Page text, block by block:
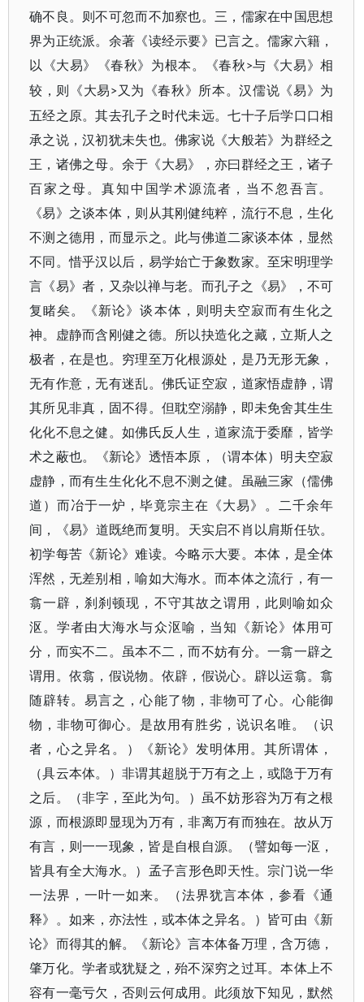
确不良。则不可忽而不加察也。三，儒家在中国思想
界为正统派。余著《读经示要》已言之。儒家六籍，
以《大易》​《春秋》为根本。​《春秋>与《大易》相
较，则《大易>又为《春秋》所本。汉儒说《易》为
五经之原。其去孔子之时代未远。七十子后学口口相
承之说，汉初犹未失也。佛家说《大般若》为群经之
王，诸佛之母。余于《大易》​，亦曰群经之王，诸子
百家之母。真知中国学术源流者，当不忽吾言。​
《易》之谈本体，则从其刚健纯粹，流行不息，生化
不测之德用，而显示之。此与佛道二家谈本体，显然
不同。惜乎汉以后，易学始亡于象数家。至宋明理学
言《易》者，又杂以禅与老。而孔子之《易》​，不可
复睹矣。《新论》谈本体，则明夫空寂而有生化之
神。虚静而含刚健之德。所以抉造化之藏，立斯人之
极者，在是也。穷理至万化根源处，是乃无形无象，
无有作意，无有迷乱。佛氏证空寂，道家悟虚静，谓
其所见非真，固不得。但耽空溺静，即未免舍其生生
化化不息之健。如佛氏反人生，道家流于委靡，皆学
术之蔽也。​《新论》透悟本原，​（谓本体）明夫空寂
虚静，而有生生化化不息不测之健。虽融三家（儒佛
道）而冶于一炉，毕竟宗主在《大易》​。二千余年
间，​《易》道既绝而复明。天实启不肖以肩斯任欤。
初学每苦《新论》难读。今略示大要。本体，是全体
浑然，无差别相，喻如大海水。而本体之流行，有一
翕一辟，刹刹顿现，不守其故之谓用，此则喻如众
沤。学者由大海水与众沤喻，当知《新论》体用可
分，而实不二。虽本不二，而不妨有分。一翕一辟之
谓用。依翕，假说物。依辟，假说心。辟以运翕。翕
随辟转。易言之，心能了物，非物可了心。心能御
物，非物可御心。是故用有胜劣，说识名唯。​（识
者，心之异名。​）《新论》发明体用。其所谓体，​
（具云本体。​）非谓其超脱于万有之上，或隐于万有
之后。​（非字，至此为句。​）虽不妨形容为万有之根
源，而根源即显现为万有，非离万有而独在。故从万
有言，则一一现象，皆是自根自源。​（譬如每一沤，
皆具有全大海水。​）孟子言形色即天性。宗门说一华
一法界，一叶一如来。​（法界犹言本体，参看《通
释》​。如来，亦法性，或本体之异名。​）皆可由《新
论》而得其的解。《新论》言本体备万理，含万德，
肇万化。学者或犹疑之，殆不深穷之过耳。本体上不
容有一毫亏欠，否则云何成用。此须放下知见，默然